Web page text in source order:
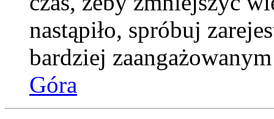
nastąpiło, spróbuj
bardziej
Góra